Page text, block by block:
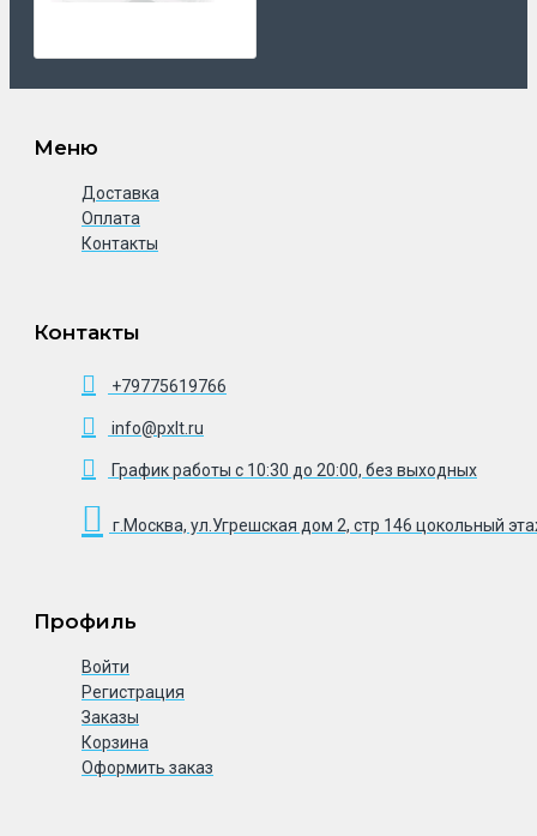
Меню
Доставка
Оплата
Контакты
Контакты
+79775619766
info@pxlt.ru
График работы с 10:30 до 20:00, без выходных
г.Москва, ул.Угрешская дом 2, стр 146 цокольный
Профиль
Войти
Регистрация
Заказы
Корзина
Оформить заказ